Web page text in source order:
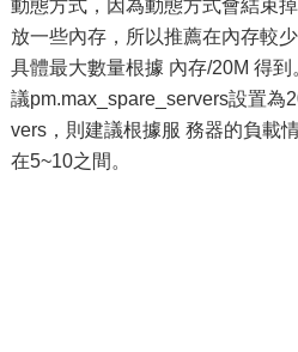
動態方式，因為動態方式會結束
放一些內存，所以推薦在內存較
具體最大數量根據 內存/20M 得
議pm.max_spare_servers設置為
vers，則建議根據服 務器的負載
在5~10之間。